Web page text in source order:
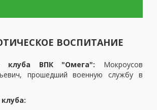
ВОСПИТАНИЕ
клуба ВПК "Омега": Мокроусов
прошедший военную службу в